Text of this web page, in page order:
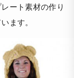
ート素材の作り
ます。